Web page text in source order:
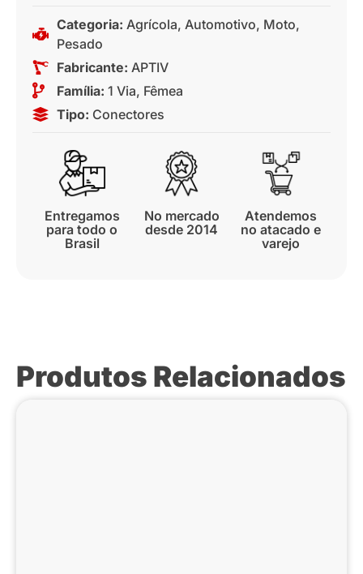
Categoria: Agrícola, Automotivo, Moto,
Pesado
Fabricante: APTIV
Família: 1 Via, Fêmea
Tipo: Conectores
Entregamos
para todo o
Brasil
No mercado
desde 2014
Atendemos
no atacado e
varejo
Produtos Relacionados